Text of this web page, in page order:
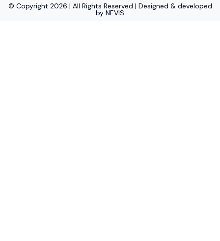
© Copyright 2026 | All Rights Reserved | Designed & developed
by NEVIS